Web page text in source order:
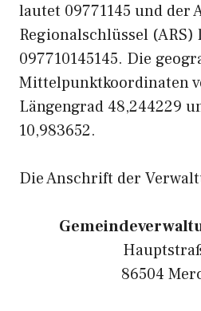
lautet 09771145 und der
Regionalschlüssel (ARS)
097710145145. Die
Mittelpunktkoordinaten
Längengrad 48,244229
10,983652.
Die Anschrift der
86504